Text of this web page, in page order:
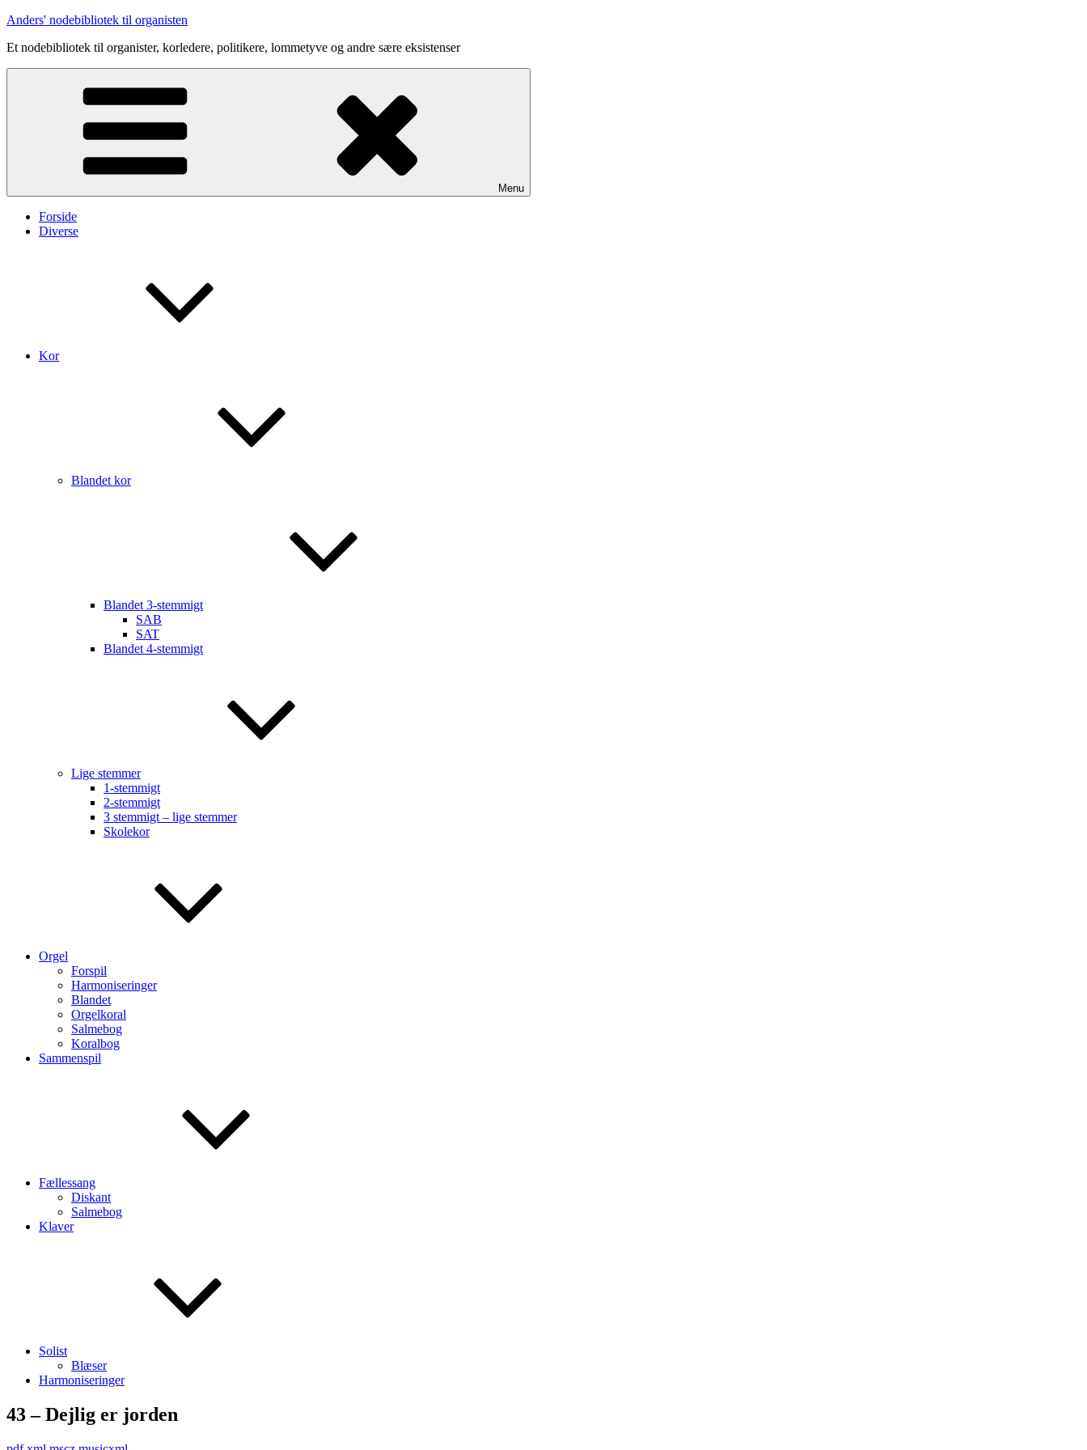
Videre
indhold
Anders' nodebibliotek til organisten
Et nodebibliotek til organister, korledere, politikere, lommetyve og andre sære eksistenser
Menu
Forside
Diverse
Kor
Blandet kor
Blandet 3-stemmigt
SAB
SAT
Blandet 4-stemmigt
Lige stemmer
1-stemmigt
2-stemmigt
3 stemmigt – lige stemmer
Skolekor
Orgel
Forspil
Harmoniseringer
Blandet
Orgelkoral
Salmebog
Koralbog
Sammenspil
Fællessang
Diskant
Salmebog
Klaver
Solist
Blæser
Harmoniseringer
43 – Dejlig er jorden